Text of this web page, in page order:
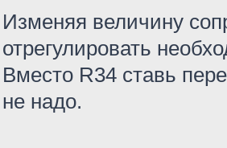
Изменяя величину
отрегулировать
Вместо R34 ставь
не надо.